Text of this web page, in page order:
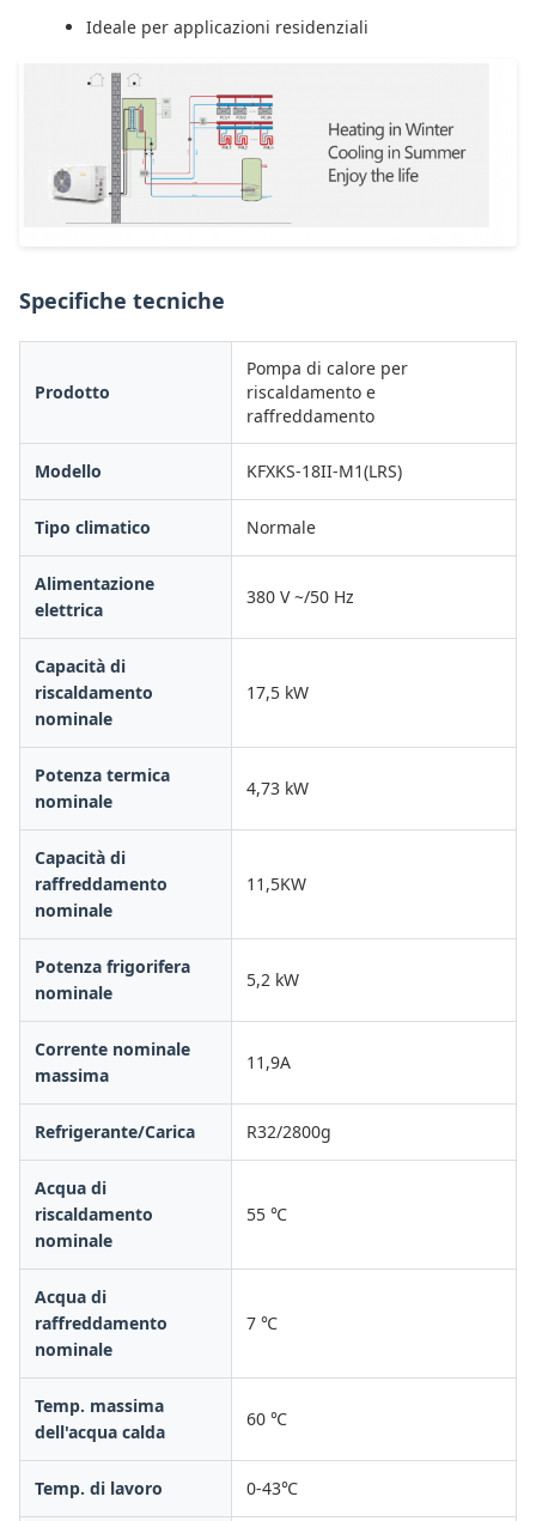
Ideale per applicazioni residenziali
Specifiche tecniche
Prodotto
Pompa di calore per
riscaldamento e
raffreddamento
Modello KFXKS-18II-M1(LRS)
Tipo climatico Normale
Alimentazione
elettrica
380 V ~/50 Hz
Capacità di
riscaldamento
nominale
17,5 kW
Potenza termica
nominale
4,73 kW
Capacità di
raffreddamento
nominale
11,5KW
Potenza frigorifera
nominale
5,2 kW
Corrente nominale
massima
11,9A
Refrigerante/Carica R32/2800g
Acqua di
riscaldamento
nominale
55 ℃
Acqua di
raffreddamento
nominale
7 ℃
Temp. massima
dell'acqua calda
60 ℃
Temp. di lavoro 0-43℃